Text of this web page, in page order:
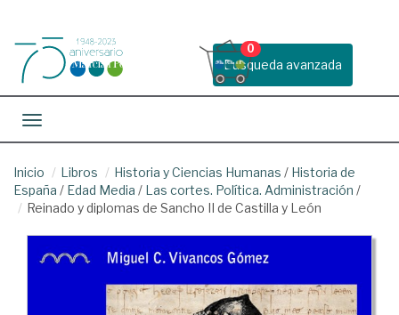
Busqueda avanzada
0
Toggle navigation
Inicio Libros Historia y Ciencias Humanas / Historia de
España / Edad Media / Las cortes. Política. Administración /
Reinado y diplomas de Sancho II de Castilla y León